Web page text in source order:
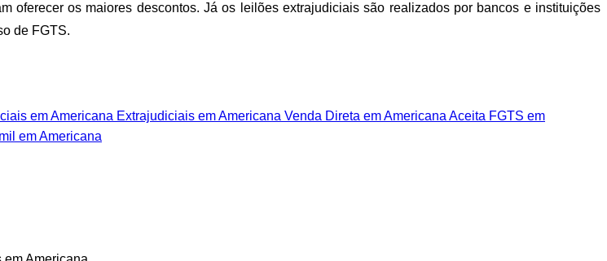
oferecer os maiores descontos. Já os leilões extrajudiciais são realizados por bancos e instituições
de FGTS.
em Americana Extrajudiciais em Americana Venda Direta em Americana Aceita FGTS em
em Americana